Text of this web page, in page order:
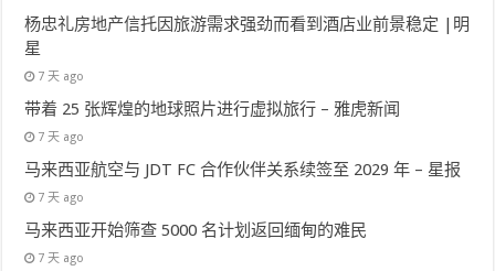
杨忠礼房地产信托因旅游需求强劲而看到酒店业前景稳定 |明
星
7 天 ago
带着 25 张辉煌的地球照片进行虚拟旅行 – 雅虎新闻
7 天 ago
马来西亚航空与 JDT FC 合作伙伴关系续签至 2029 年 – 星报
7 天 ago
马来西亚开始筛查 5000 名计划返回缅甸的难民
7 天 ago